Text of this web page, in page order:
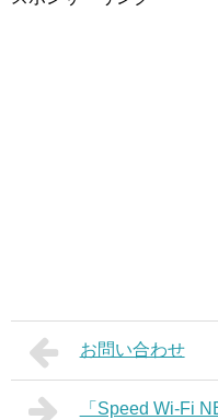
お問い合わせ
「Speed Wi-Fi